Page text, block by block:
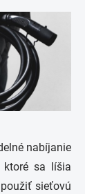
nabíjanie
ktoré sa líšia
sieťovú